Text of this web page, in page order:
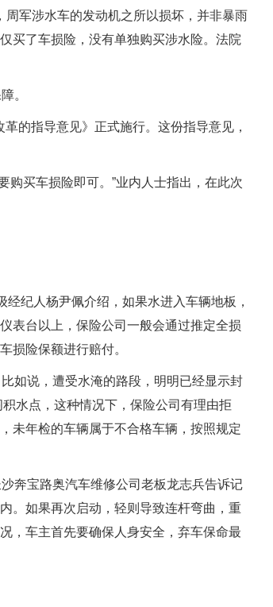
军涉水车的发动机之所以损坏，并非暴雨
买了车损险，没有单独购买涉水险。法院
。
的指导意见》正式施行。这份指导意见，
购买车损险即可。”业内人士指出，在此次
经纪人杨尹佩介绍，如果水进入车辆地板，
表台以上，保险公司一般会通过推定全损
损险保额进行赔付。
如说，遭受水淹的路段，明明已经显示封
积水点，这种情况下，保险公司有理由拒
未年检的车辆属于不合格车辆，按照规定
奔宝路奥汽车维修公司老板龙志兵告诉记
。如果再次启动，轻则导致连杆弯曲，重
，车主首先要确保人身安全，弃车保命最